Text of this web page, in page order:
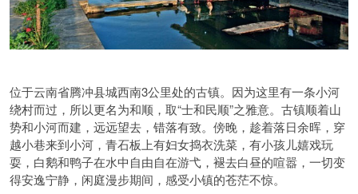
位于云南省腾冲县城西南3公里处的古镇。因为这里有一条小河
绕村而过，所以更名为和顺，取“士和民顺”之雅意。古镇顺着山
势和小河而建，远远望去，错落有致。傍晚，趁着落日余晖，穿
越小巷来到小河，青石板上有妇女捣衣洗菜，有小孩儿嬉戏玩
耍，白鹅和鸭子在水中自由自在游弋，褪去白昼的喧嚣，一切变
得安逸宁静，闲庭漫步期间，感受小镇的苍茫不惊。